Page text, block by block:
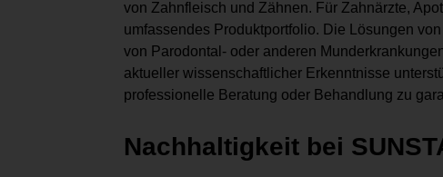
von Zahnfleisch und Zähnen. Für Zahnärzte,
umfassendes Produktportfolio. Die Lösungen
von Parodontal- oder anderen
aktueller wissenschaftlicher Erkenntnisse
professionelle Beratung oder Behandlung zu
Nachhaltigkeit bei